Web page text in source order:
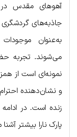
آهوهای مقدس در
جاذبه‌های
به‌عنوان
می‌شوند. تجربه
نمونه‌ای است از
و نشان‌دهنده
زنده است. در
پارک نارا بیشتر